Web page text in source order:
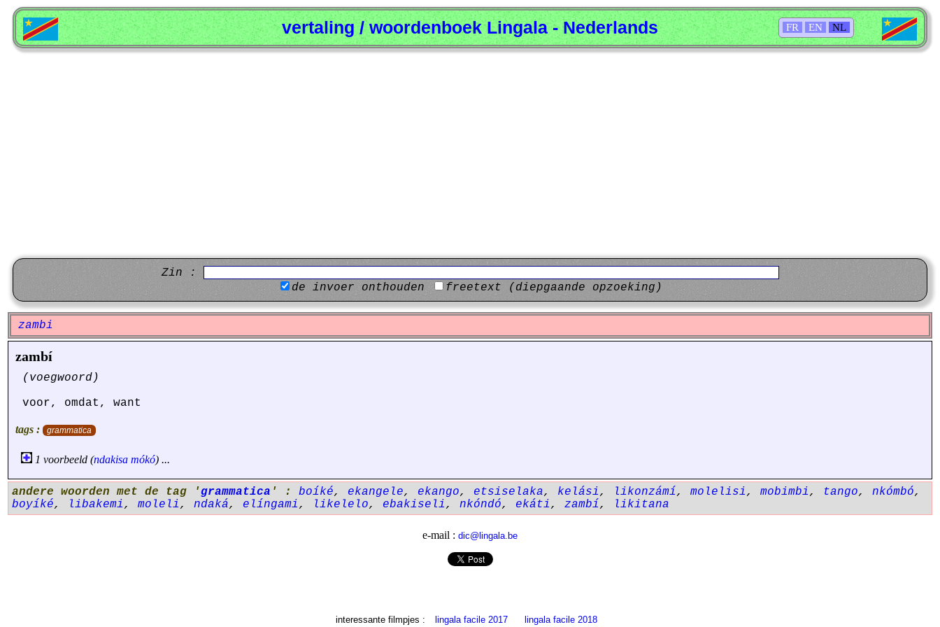
FR EN NL
vertaling / woordenboek Lingala - Nederlands
Zin :
de invoer onthouden
freetext (diepgaande opzoeking)
zambi
zambí
(voegwoord)
voor, omdat, want
tags : grammatica
1 voorbeeld (ndakisa mókó) ...
andere woorden met de tag 'grammatica ' : boíké, ekangele, ekango, etsiselaka, kelási, likonzámí, molelisi, mobimbi, tango, nkómbó,
boyíké, libakemi, moleli, ndaká, elíngami, likelelo, ebakiseli, nkóndó, ekáti, zambí, likitana
e-mail : dic@lingala.be
interessante filmpjes : lingala facile 2017 lingala facile 2018